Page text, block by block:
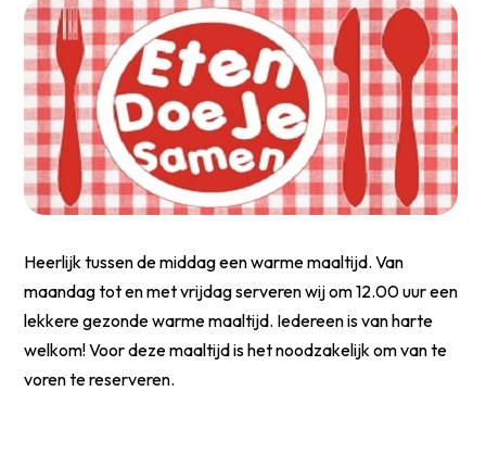
Heerlijk tussen de middag een warme maaltijd. Van
maandag tot en met vrijdag serveren wij om 12.00 uur een
lekkere gezonde warme maaltijd. Iedereen is van harte
welkom! Voor deze maaltijd is het noodzakelijk om van te
voren te reserveren.